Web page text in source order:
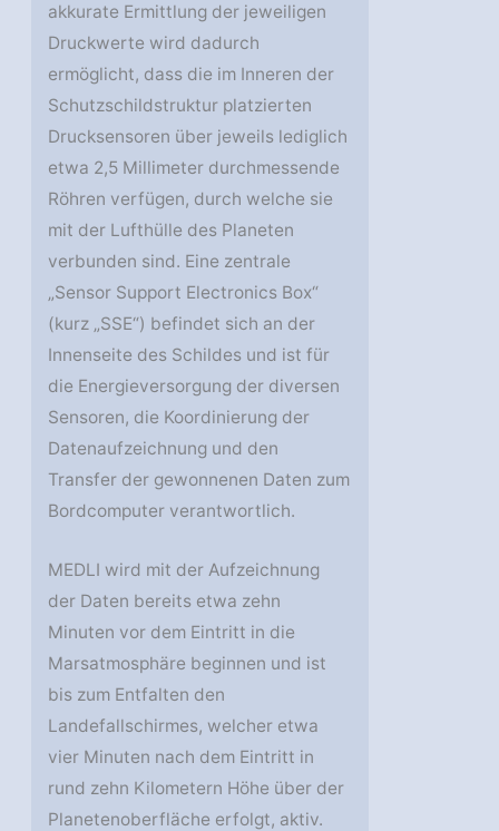
akkurate Ermittlung der jeweiligen
Druckwerte wird dadurch
ermöglicht, dass die im Inneren der
Schutzschildstruktur platzierten
Drucksensoren über jeweils lediglich
etwa 2,5 Millimeter durchmessende
Röhren verfügen, durch welche sie
mit der Lufthülle des Planeten
verbunden sind. Eine zentrale
„Sensor Support Electronics Box“
(kurz „SSE“) befindet sich an der
Innenseite des Schildes und ist für
die Energieversorgung der diversen
Sensoren, die Koordinierung der
Datenaufzeichnung und den
Transfer der gewonnenen Daten zum
Bordcomputer verantwortlich.
MEDLI wird mit der Aufzeichnung
der Daten bereits etwa zehn
Minuten vor dem Eintritt in die
Marsatmosphäre beginnen und ist
bis zum Entfalten den
Landefallschirmes, welcher etwa
vier Minuten nach dem Eintritt in
rund zehn Kilometern Höhe über der
Planetenoberfläche erfolgt, aktiv.